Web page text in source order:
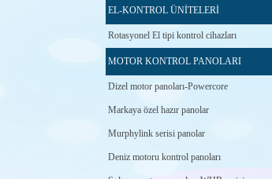
EL-KONTROL ÜNİTELERİ
Rotasyonel El tipi kontrol cihazları
MOTOR KONTROL PANOLARI
Dizel motor panoları-Powercore
Markaya özel hazır panolar
Murphylink serisi panolar
Deniz motoru kontrol panoları